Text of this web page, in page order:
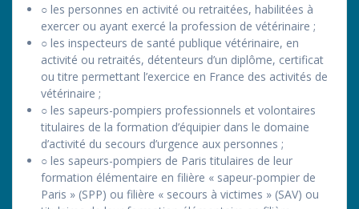
○ les personnes en activité ou retraitées, habilitées à
exercer ou ayant exercé la profession de vétérinaire ;
○ les inspecteurs de santé publique vétérinaire, en
activité ou retraités, détenteurs d’un diplôme, certificat
ou titre permettant l’exercice en France des activités de
vétérinaire ;
○ les sapeurs-pompiers professionnels et volontaires
titulaires de la formation d’équipier dans le domaine
d’activité du secours d’urgence aux personnes ;
○ les sapeurs-pompiers de Paris titulaires de leur
formation élémentaire en filière « sapeur-pompier de
Paris » (SPP) ou filière « secours à victimes » (SAV) ou